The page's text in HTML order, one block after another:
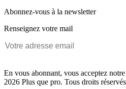
Abonnez-vous à la newsletter
Renseignez votre mail
En vous abonnant, vous acceptez notre
2026 Plus que pro. Tous droits